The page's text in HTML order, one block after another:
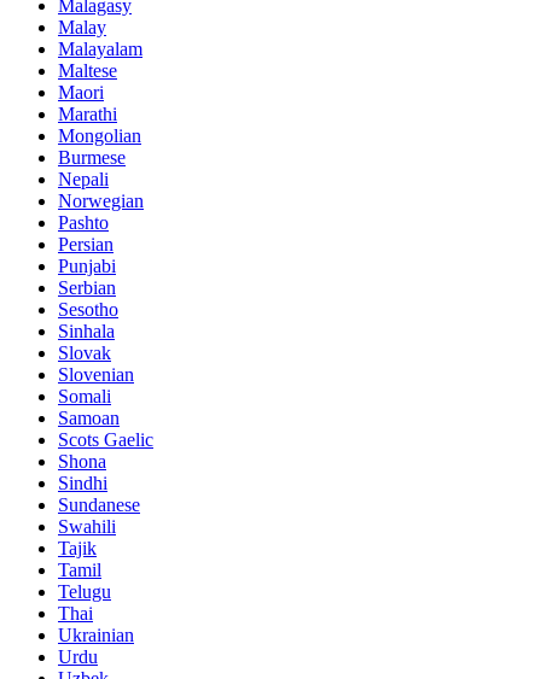
Malagasy
Malay
Malayalam
Maltese
Maori
Marathi
Mongolian
Burmese
Nepali
Norwegian
Pashto
Persian
Punjabi
Serbian
Sesotho
Sinhala
Slovak
Slovenian
Somali
Samoan
Scots Gaelic
Shona
Sindhi
Sundanese
Swahili
Tajik
Tamil
Telugu
Thai
Ukrainian
Urdu